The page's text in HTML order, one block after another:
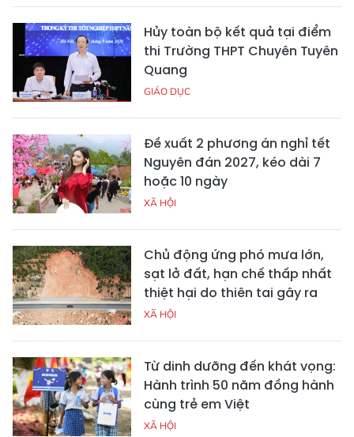
Hủy toàn bộ kết quả tại điểm
thi Trường THPT Chuyên Tuyên
Quang
GIÁO DỤC
Đề xuất 2 phương án nghỉ tết
Nguyên đán 2027, kéo dài 7
hoặc 10 ngày
XÃ HỘI
Chủ động ứng phó mưa lớn,
sạt lở đất, hạn chế thấp nhất
thiệt hại do thiên tai gây ra
XÃ HỘI
Từ dinh dưỡng đến khát vọng:
Hành trình 50 năm đồng hành
cùng trẻ em Việt
XÃ HỘI